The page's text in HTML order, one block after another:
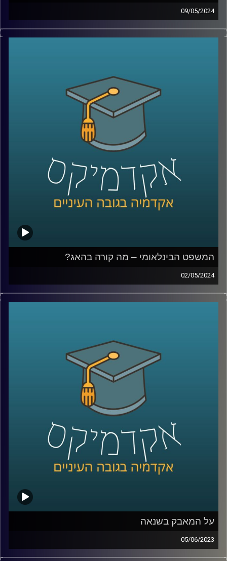
09/05/2024
שממה חרבה, ענייה ועלובה, ככה תיאר את מדינת ישראל מארק
טווין לפני 150 שנה.
בעולם.למרות אנחנו נמצאים באמצע המדבר המזרח תיכוני,
כשסביבנו לא מעט אויבים שרוצים בהיעלמותנו. ולמרות זאת,
צמחה לה מדינה מערבית לתפארת, אז איך זה קרה? ואיזה
מושגים כלכליים כדאי לכל אחד מאיתנו לדעת
אז איתנו כאן בפרק של היום ד״ר יעל הדס ראשת התכניות
לכלכלה בבית הספר הבינלאומי באוניברסיטת רייכמן.
קרדיט תמונות:AudioVersity
המשפט הבינלאומי – מה קורה בהאג?
02/05/2024
במשך שנים ישראל טענה כי לבית הדין הבינלאומי אין סמכות
לדון בסכסוך הישראלי־פלסטיני, אך כפי שאנחנו יודעים
לישראל ואילו הזדמנויות יש לנו בעת הזו?
כדי לשפוך אור על המצב בהאג הצטרפה אלינו ד"ר דנה וולף,
ראשת חטיבת משפט וביטחון בבית הספר לאודר לממשל,
דיפלומטיה ואסטרטגיה.
AudioVersity
על המאבק בשנאה
05/06/2023
בשנים האחרונות, בעקבות עלייתן של הרשתות החברתיות